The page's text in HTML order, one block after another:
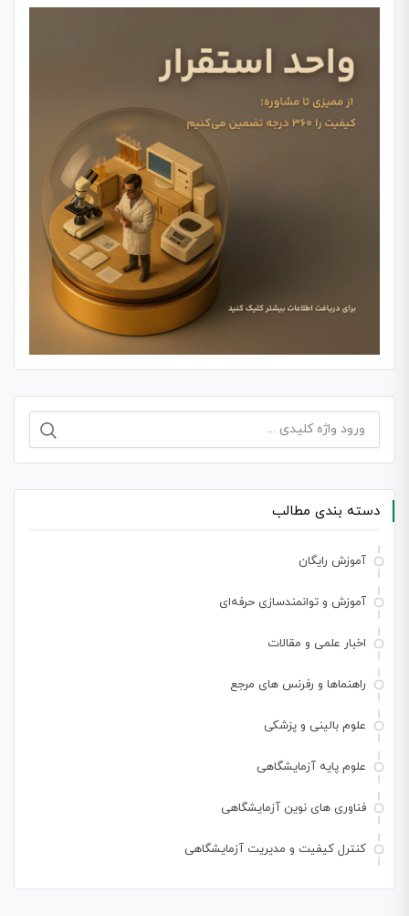
جستجو
برای:
دسته بندی مطالب
آموزش رایگان
آموزش و توانمندسازی حرفه‌ای
اخبار علمی و مقالات
راهنماها و رفرنس های مرجع
علوم بالینی و پزشکی
علوم پایه آزمایشگاهی
فناوری های نوین آزمایشگاهی
کنترل کیفیت و مدیریت آزمایشگاهی